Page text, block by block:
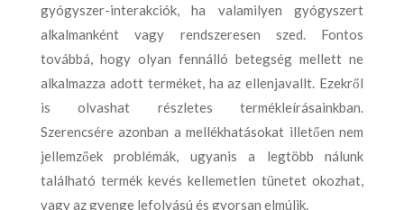
gyógyszer-interakciók, ha valamilyen gyógyszert
alkalmanként vagy rendszeresen szed. Fontos
továbbá, hogy olyan fennálló betegség mellett ne
alkalmazza adott terméket, ha az ellenjavallt. Ezekről
is olvashat részletes termékleírásainkban.
Szerencsére azonban a mellékhatásokat illetően nem
jellemzőek problémák, ugyanis a legtöbb nálunk
található termék kevés kellemetlen tünetet okozhat,
vagy az gyenge lefolyású és gyorsan elmúlik.